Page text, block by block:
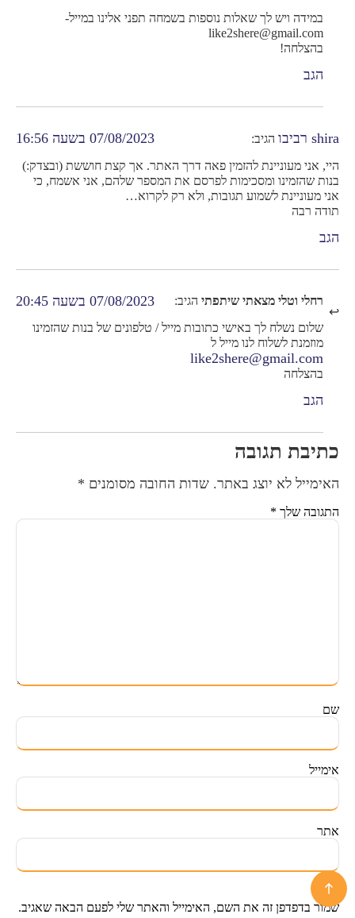
במידה ויש לך שאלות נוספות בשמחה תפני אלינו במייל-
like2shere@gmail.com
בהצלחה!
הגב
shira רביבו הגיב: 07/08/2023 בשעה 16:56
היי, אני מעוניינת להזמין פאה דרך האתר. אך קצת חוששת (ובצדק:)
בנות שהזמינו ומסכימות לפרסם את המספר שלהם, אני אשמח, כי
אני מעוניינת לשמוע תגובות, ולא רק לקרוא…
תודה רבה
הגב
רחלי וטלי מצאתי שיתפתי הגיב: 07/08/2023 בשעה 20:45
שלום נשלח לך באישי כתובות מייל / טלפונים של בנות שהזמינו
מוזמנת לשלוח לנו מייל ל
like2shere@gmail.com
בהצלחה
הגב
כתיבת תגובה
האימייל לא יוצג באתר. שדות החובה מסומנים *
התגובה שלך *
שם
אימייל
אתר
שמור בדפדפן זה את השם, האימייל והאתר שלי לפעם הבאה שאגיב.